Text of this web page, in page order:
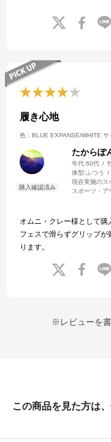
何回かプレーしましたが
セールの値段でこの履き心
あとはソールがどの程度
週2〜3回のテニスで1年持
履き心地
色：BLUE EXPANSE/WHITE サ
たからぽ
年代:60代
体型:ふつう
現在実施のス
スポーツ・ア
オムニ・クレー様として
フェスで滑らずグリップ
ります。
※レビューを
この商品を見た方は